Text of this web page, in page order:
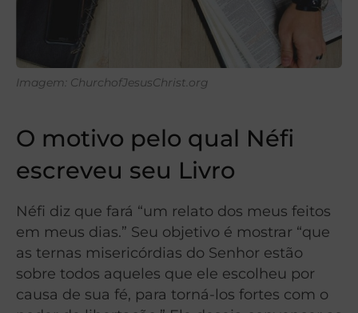
Imagem: ChurchofJesusChrist.org
O motivo pelo qual Néfi
escreveu seu Livro
Néfi diz que fará “um relato dos meus feitos
em meus dias.” Seu objetivo é mostrar “que
as ternas misericórdias do Senhor estão
sobre todos aqueles que ele escolheu por
causa de sua fé, para torná-los fortes com o